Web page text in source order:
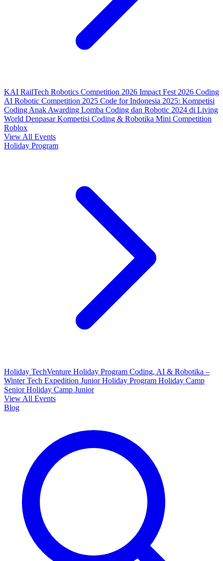
KAI RailTech Robotics Competition 2026 Impact Fest 2026 Coding
AI Robotic Competition 2025 Code for Indonesia 2025: Kompetisi
Coding Anak Awarding Lomba Coding dan Robotic 2024 di Living
World DenpasarKompetisi Coding & Robotika Mini Competition
Roblox
View All Events
Holiday Program
Holiday TechVenture Holiday Program Coding, AI & Robotika –
Winter Tech Expedition Junior Holiday Program Holiday Camp
SeniorHoliday Camp Junior
View All Events
Blog